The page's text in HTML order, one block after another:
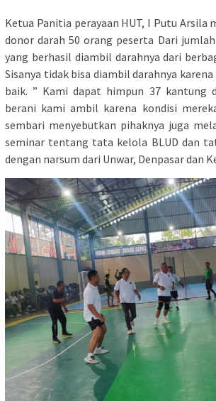
Ketua Panitia perayaan HUT, I Putu Arsila
donor darah 50 orang peserta Dari
yang berhasil diambil darahnya dari
Sisanya tidak bisa diambil darahnya
baik. ” Kami dapat himpun 37 kantung
berani kami ambil karena kondisi
sembari menyebutkan pihaknya juga
seminar tentang tata kelola BLUD dan
dengan narsum dari Unwar, Denpasar dan